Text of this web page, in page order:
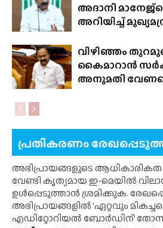
അദാനി
അറിയിച്ച്
വിഴിഞ്ഞം
കൈമാറാൻ
അനുമതി
പ്രതികരണം
അഭിപ്രായങ്ങളുടെ ആധികാരികത
വേണ്ടി കൃത്യമായ ഇ-മെയിൽ
ഉൾപ്പെടുത്താൻ ശ്രമിക്കുക.
അഭിപ്രായങ്ങളിൽ 'ഏറ്റവും
എഡിറ്റോറിയൽ ബോർഡിന്'